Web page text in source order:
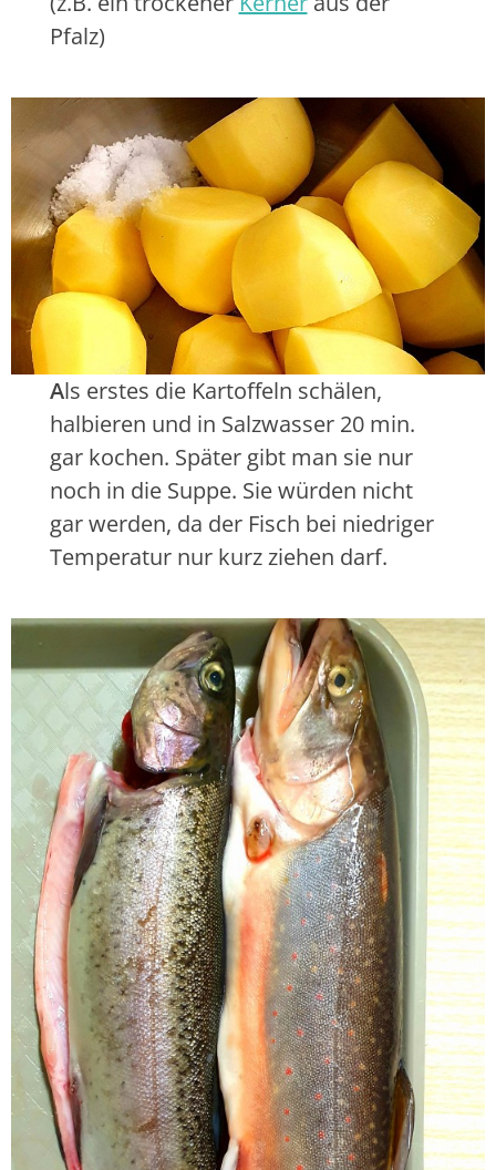
Pfalz)
Als erstes die Kartoffeln schälen,
halbieren und in Salzwasser 20 min.
gar kochen. Später gibt man sie nur
noch in die Suppe. Sie würden nicht
gar werden, da der Fisch bei niedriger
Temperatur nur kurz ziehen darf.